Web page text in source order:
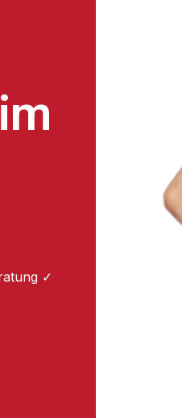
✓